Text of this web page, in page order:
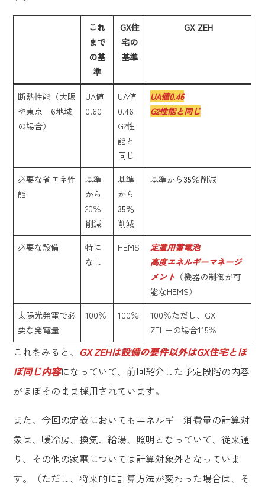
これ
まで
の基
準
GX住
宅の
基準
GX ZEH
断熱性能（大阪
や東京 6地域
の場合）
UA値
0.60
UA値
0.46
G2性
能と
同じ
UA値0.46
G2性能と同じ
必要な省エネ性
能
基準
から
20％
削減
基準
から
35％
削減
基準から 35％削減
必要な設備
特に
なし
HEMS
定置用蓄電池
高度エネルギーマネージ
メント （機器の制御が可
能なHEMS）
太陽光発電で必
要な発電量
100％ 100％
100％ただし、GX
ZEH+の場合115％
これをみると、 GX ZEHは設備の要件以外はGX住宅とほ
ぼ同じ内容になっていて、前回紹介した予定段階の内容
がほぼそのまま採用されています。
また、今回の定義においてもエネルギー消費量の計算対
象は、暖冷房、換気、給湯、照明となっていて、従来通
り、その他の家電については計算対象外となっていま
す。（ただし、将来的に計算方法が変わった場合は、そ